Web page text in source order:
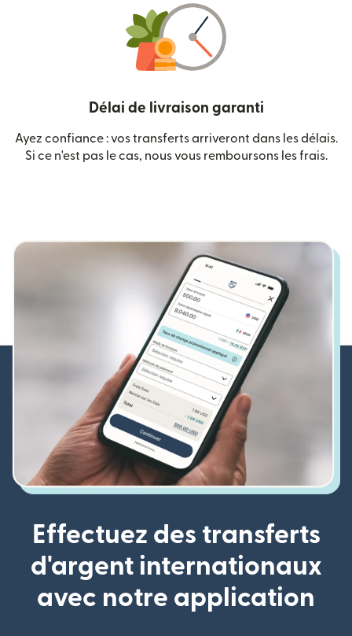
Délai de livraison garanti
Ayez confiance : vos transferts arriveront dans les délais.
Si ce n'est pas le cas, nous vous remboursons les frais.
Effectuez des transferts
d'argent internationaux
avec notre application